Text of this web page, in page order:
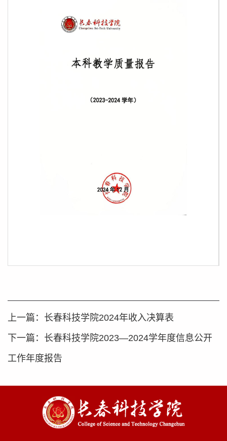
上一篇： 长春科技学院2024年收入决算表
下一篇： 长春科技学院2023—2024学年度信息公开
工作年度报告